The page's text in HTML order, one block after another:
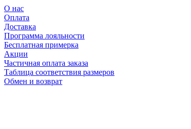
О нас
Оплата
Доставка
Программа лояльности
Бесплатная примерка
Акции
Частичная оплата заказа
Таблица соответствия размеров
Обмен и возврат